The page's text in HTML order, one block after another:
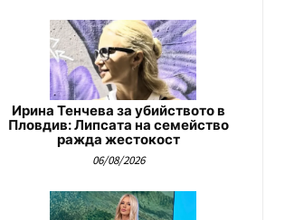
Ирина Тенчева за убийството в
Пловдив: Липсата на семейство
ражда жестокост
06/08/2026